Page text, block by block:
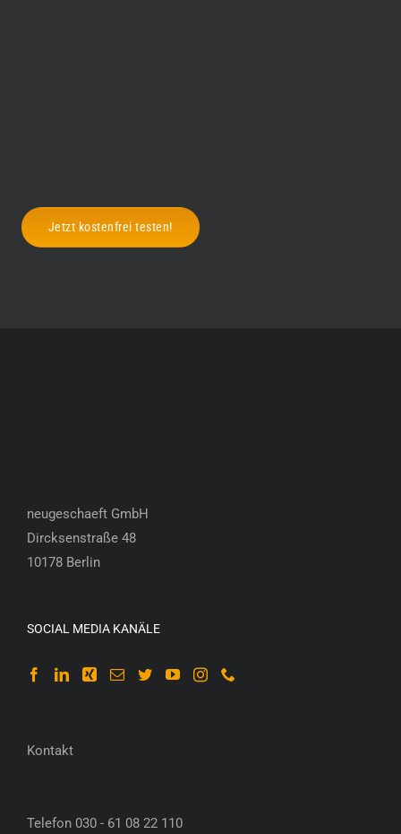
Jetzt kostenfrei testen!
neugeschaeft GmbH
Dircksenstraße 48
10178 Berlin
SOCIAL MEDIA KANÄLE
Kontakt
Telefon 030 - 61 08 22 110